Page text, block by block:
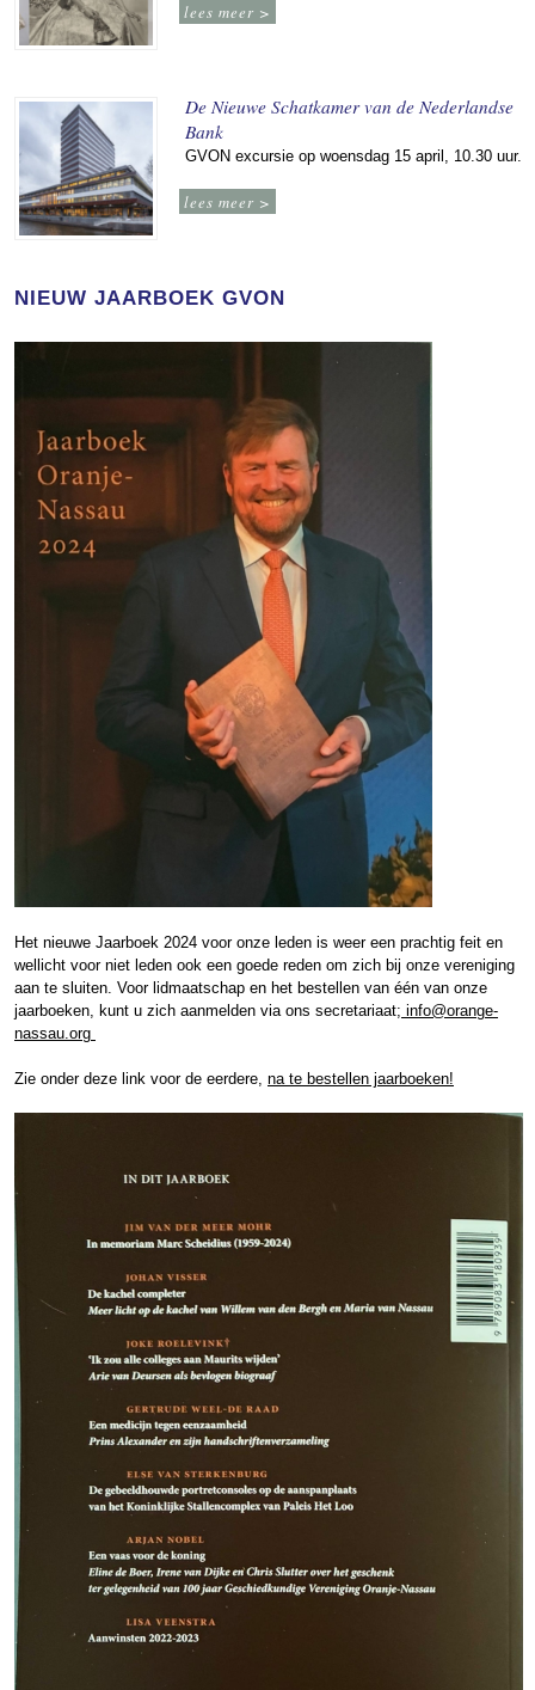
lees meer >
De Nieuwe Schatkamer van de Nederlandse
Bank
GVON excursie op woensdag 15 april, 10.30 uur.
lees meer >
NIEUW JAARBOEK GVON
Het nieuwe Jaarboek 2024 voor onze leden is weer een prachtig feit en
wellicht voor niet leden ook een goede reden om zich bij onze vereniging
aan te sluiten. Voor lidmaatschap en het bestellen van één van onze
jaarboeken, kunt u zich aanmelden via ons secretariaat; info@orange-
nassau.org
Zie onder deze link voor de eerdere, na te bestellen jaarboeken!